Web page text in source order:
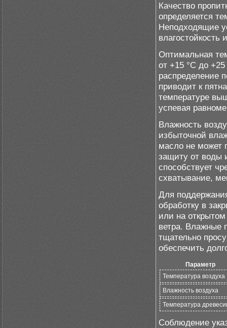
Качество
определяется
Неподходящие
влагостойкость
Оптимальная
от +15 °C до
распределение
приводит к
температуре
успевая
Влажность
избыточной
масло не может
защиту от воды
способствует
схватывание,
Для
обработку в
или на
ветра. Влажные
тщательно
обеспечить
Параметр
Температура воздуха
Влажность воздуха
Температура
Соблюдение